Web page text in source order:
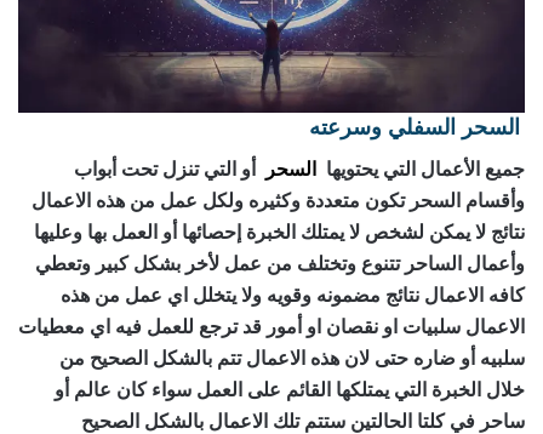
السحر السفلي وسرعته
جميع الأعمال التي يحتويها السحر
أو التي تنزل تحت أبواب
وأقسام السحر تكون متعددة وكثيره ولكل عمل من هذه الاعمال
نتائج لا يمكن لشخص لا يمتلك الخبرة إحصائها أو العمل بها وعليها
وأعمال الساحر تتنوع وتختلف من عمل لأخر بشكل كبير وتعطي
كافه الاعمال نتائج مضمونه وقويه ولا يتخلل اي عمل من هذه
الاعمال سلبيات او نقصان او أمور قد ترجع للعمل فيه اي معطيات
سلبيه أو ضاره حتى لان هذه الاعمال تتم بالشكل الصحيح من
خلال الخبرة التي يمتلكها القائم على العمل سواء كان عالم أو
ساحر في كلتا الحالتين ستتم تلك الاعمال بالشكل الصحيح